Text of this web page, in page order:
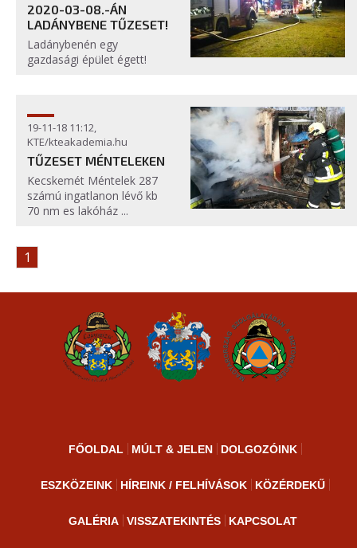
2020-03-08.-ÁN
LADÁNYBENE TŰZESET!
Ladánybenén egy
gazdasági épület égett!
19-11-18 11:12,
KTE/kteakademia.hu
TŰZESET MÉNTELEKEN
Kecskemét Méntelek 287
számú ingatlanon lévő kb
70 nm es lakóház ...
1
FŐOLDAL MÚLT & JELEN DOLGOZÓINK
ESZKÖZEINK HÍREINK / FELHÍVÁSOK KÖZÉRDEKŰ
GALÉRIA VISSZATEKINTÉS KAPCSOLAT